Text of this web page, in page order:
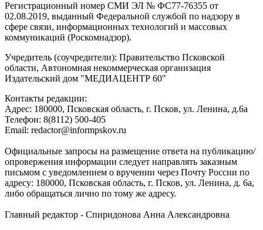
Регистрационный номер СМИ ЭЛ № ФС77-76355 от
02.08.2019, выданный Федеральной службой по надзору в
сфере связи, информационных технологий и массовых
коммуникаций (Роскомнадзор).
Учредитель (соучредители): Правительство Псковской
области, Автономная некоммерческая организация
Издательский дом "МЕДИАЦЕНТР 60"
Контакты редакции:
Адреc: 180000, Псковская область, г. Псков, ул. Ленина, д.6а
Телефон: 8(8112) 500-405
Email: redactor@informpskov.ru
Официальные запросы на размещение ответа на публикацию/
опровержения информации следует направлять заказным
письмом с уведомлением о вручении через Почту России по
адресу: 180000, Псковская область, г. Псков, ул. Ленина, д. 6а,
либо обращаться лично по тому же адресу.
Главный редактор - Спиридонова Анна Александровна